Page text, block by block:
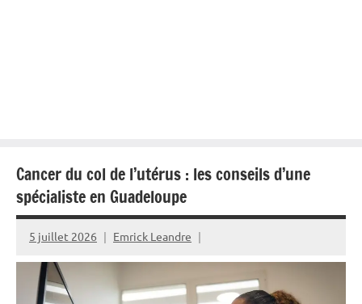
Cancer du col de l’utérus : les conseils d’une
spécialiste en Guadeloupe
5 juillet 2026 Emrick Leandre